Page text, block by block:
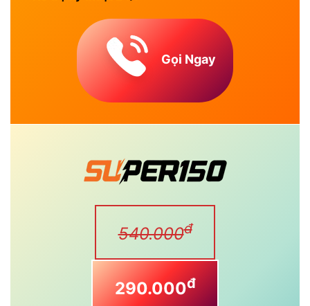
Gọi Ngay
540.000đ
290.000đ